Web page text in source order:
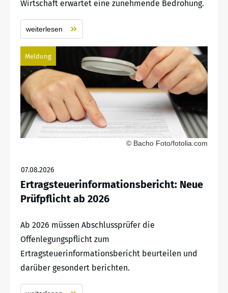
Wirtschaft erwartet eine zunehmende Bedrohung.
weiterlesen
Meldung
© Bacho Foto/fotolia.com
07.08.2026
Ertragsteuerinformationsbericht: Neue
Prüfpflicht ab 2026
Ab 2026 müssen Abschlussprüfer die
Offenlegungspflicht zum
Ertragsteuerinformationsbericht beurteilen und
darüber gesondert berichten.